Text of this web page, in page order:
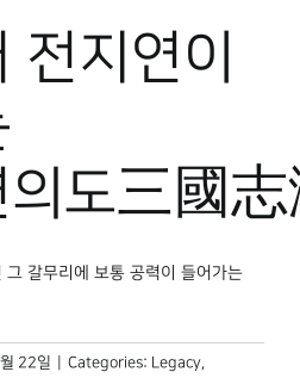
지연이
의도三國
갈무리에 보통 공력이 들어가는
22일 Categories: Legacy,